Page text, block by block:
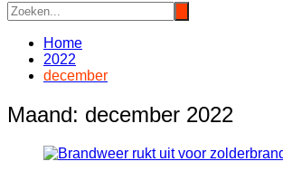
Home
2022
december
Maand: december 2022